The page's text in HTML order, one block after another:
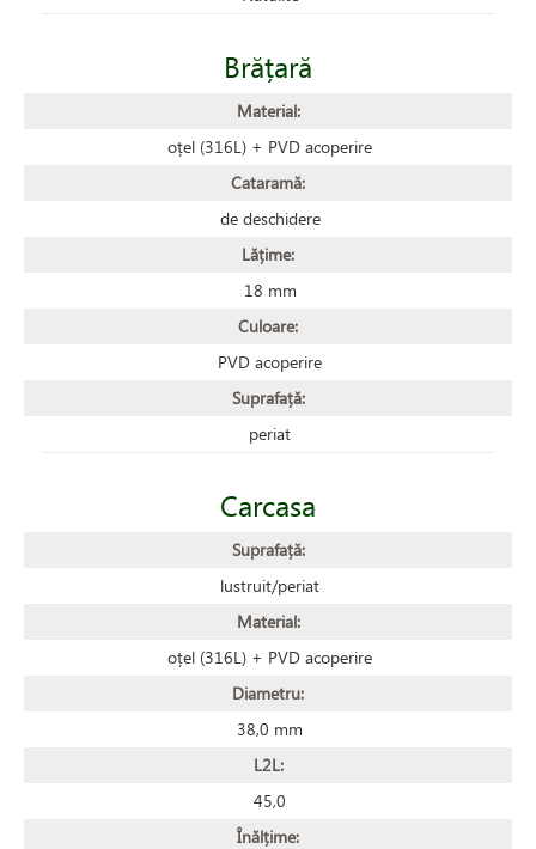
Brățară
Material:
oțel (316L) + PVD acoperire
Cataramă:
de deschidere
Lățime:
18 mm
Culoare:
PVD acoperire
Suprafață:
periat
Carcasa
Suprafață:
lustruit/periat
Material:
oțel (316L) + PVD acoperire
Diametru:
38,0 mm
L2L:
45,0
Înălțime: